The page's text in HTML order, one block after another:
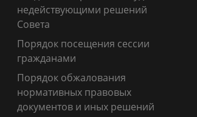
недействующими решений
Совета
Порядок посещения сессии
гражданами
Порядок обжалования
нормативных правовых
документов и иных решений